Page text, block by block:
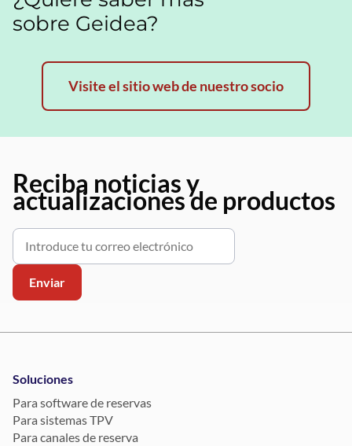
sobre Geidea?
Visite el sitio web de nuestro socio
Reciba noticias y
actualizaciones de productos
Soluciones
Para software de reservas
Para sistemas TPV
Para canales de reserva